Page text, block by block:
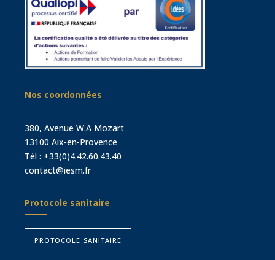
Nos coordonnées
380, Avenue W.A Mozart
13100 Aix-en-Provence
Tél : +33(0)4.42.60.43.40
contact@iesm.fr
Protocole sanitaire
protocole sanitaire